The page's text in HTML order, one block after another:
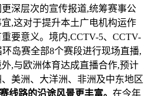
深层次的宣传报道,统筹赛事公
,这对于提升本土广电机构运作
要意义。境内,CCTV-5、CCTV-
岛赛全部8个赛段进行现场直播,
,与欧洲体育达成直播合作,预计
美洲、大洋洲、非洲及中东地区
线路的沿途风景更丰富。 在今年